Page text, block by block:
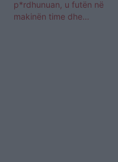
p*rdhunuan, u futën në
makinën time dhe…